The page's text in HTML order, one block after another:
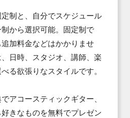
制と、自分でスケジュール
から選択可能。固定制で
加料金などはかかりませ
日時、スタジオ、講師、楽
る欲張りなスタイルです。
アコースティックギター、
きなものを無料でプレゼン